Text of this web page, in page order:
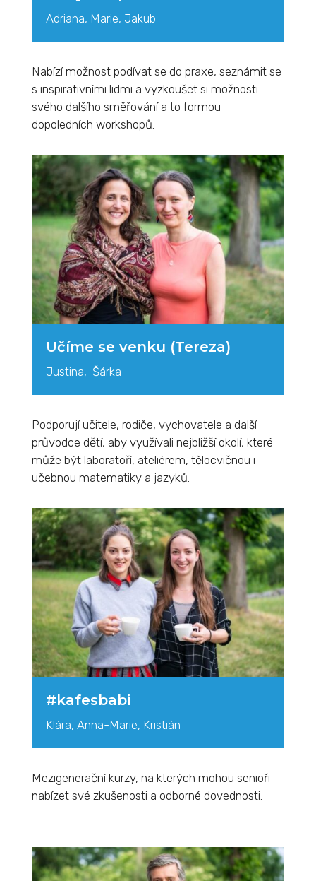
Adriana, Marie, Jakub
Nabízí možnost podívat se do praxe, seznámit se
s inspirativními lidmi a vyzkoušet si možnosti
svého dalšího směřování a to formou
dopoledních workshopů.
Učíme se venku (Tereza)
Justina, Šárka
Podporují učitele, rodiče, vychovatele a další
průvodce dětí, aby využívali nejbližší okolí, které
může být laboratoří, ateliérem, tělocvičnou i
učebnou matematiky a jazyků.
#kafesbabi
Klára, Anna-Marie, Kristián
Mezigenerační kurzy, na kterých mohou senioři
nabízet své zkušenosti a odborné dovednosti.